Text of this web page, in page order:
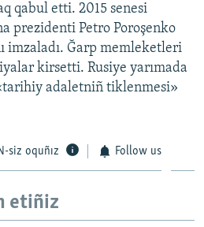
qabul etti. 2015 senesi
prezidenti Petro Poroşenko
imzaladı. Ğarp memleketleri
kirsetti. Rusiye yarımada
adaletniñ tiklenmesi»
siz oquñız Follow us
etiñiz